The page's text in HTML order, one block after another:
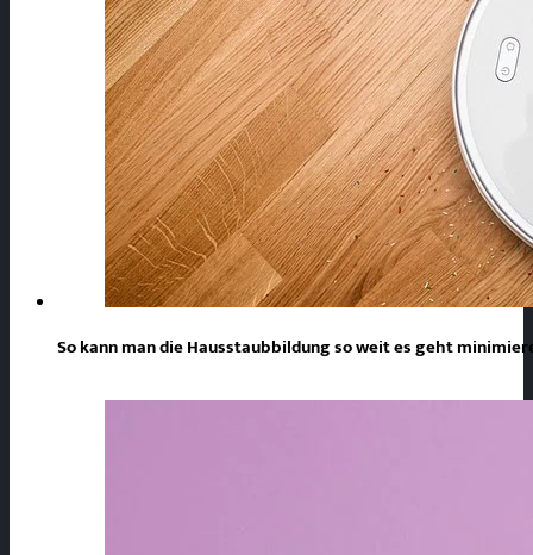
So kann man die Hausstaubbildung so weit es geht